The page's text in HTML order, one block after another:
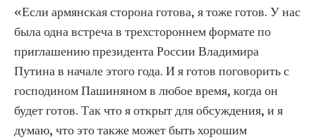
«Если армянская сторона готова, я тоже готов. У нас
была одна встреча в трехстороннем формате по
приглашению президента России Владимира
Путина в начале этого года. И я готов поговорить с
господином Пашиняном в любое время, когда он
будет готов. Так что я открыт для обсуждения, и я
думаю, что это также может быть хорошим